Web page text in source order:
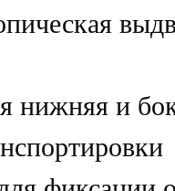
нижняя и